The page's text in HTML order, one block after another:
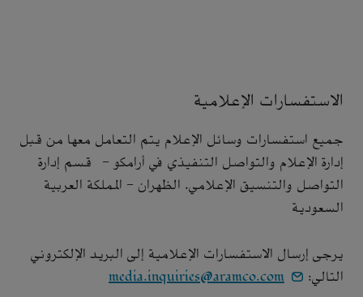
الاستفسارات الإعلامية
جميع استفسارات وسائل الإعلام يتم التعامل معها من قبل
إدارة الإعلام والتواصل التنفيذي في أرامكو - قسم إدارة
التواصل والتنسيق الإعلامي. الظهران - المملكة العربية
السعودية
يرجى إرسال الاستفسارات الإعلامية إلى البريد الإلكتروني
التالي:
media.inquiries@aramco.com